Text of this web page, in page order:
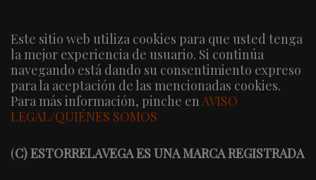
Este sitio web utiliza cookies para que usted tenga
la mejor experiencia de usuario. Si continúa
navegando está dando su consentimiento expreso
para la aceptación de las mencionadas cookies.
Para más información, pinche en AVISO
LEGAL/QUIÉNES SOMOS
(C) ESTORRELAVEGA ES UNA MARCA REGISTRADA